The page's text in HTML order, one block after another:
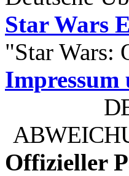
Star Wars
"Star Wars:
Impressum
Offizieller